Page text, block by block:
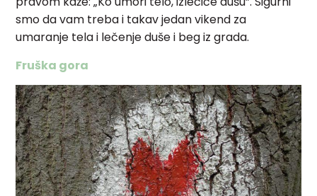
smo da vam treba i takav jedan vikend za
umaranje tela i lečenje duše i beg iz grada.
Fruška gora